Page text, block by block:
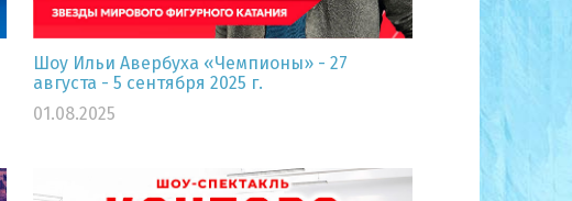
Шоу Ильи Авербуха «Чемпионы» - 27
августа - 5 сентября 2025 г.
01.08.2025